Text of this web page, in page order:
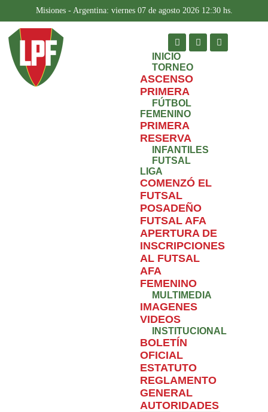
Misiones - Argentina: viernes 07 de agosto 2026 12:30 hs.
INICIO
TORNEO
ASCENSO
PRIMERA
FÚTBOL
FEMENINO
PRIMERA
RESERVA
INFANTILES
FUTSAL
LIGA
COMENZÓ EL
FUTSAL
POSADEÑO
FUTSAL AFA
APERTURA DE
INSCRIPCIONES
AL FUTSAL
AFA
FEMENINO
MULTIMEDIA
IMAGENES
VIDEOS
INSTITUCIONAL
BOLETÍN
OFICIAL
ESTATUTO
REGLAMENTO
GENERAL
AUTORIDADES